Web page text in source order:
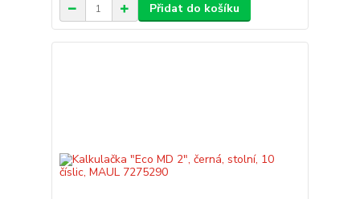
Přidat do košíku